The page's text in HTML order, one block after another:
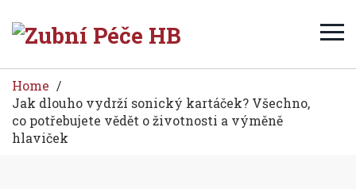
Home
Jak dlouho vydrží sonický kartáček? Všechno,
co potřebujete vědět o životnosti a výměně
hlaviček